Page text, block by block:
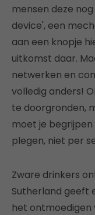
mensen deze
device', een
aan een knopje
uitkomst daar.
netwerken en
volledig anders!
te doorgronden,
moet je
plegen, niet per
Zware drinkers
Sutherland geeft
het ontmoedigen